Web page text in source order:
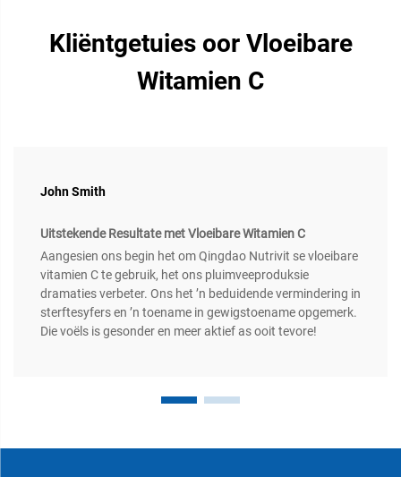
Kliëntgetuies oor Vloeibare
Witamien C
John Smith
Uitstekende Resultate met Vloeibare Witamien C
Aangesien ons begin het om Qingdao Nutrivit se vloeibare
vitamien C te gebruik, het ons pluimveeproduksie
dramaties verbeter. Ons het ’n beduidende vermindering in
sterftesyfers en ’n toename in gewigstoename opgemerk.
Die voëls is gesonder en meer aktief as ooit tevore!